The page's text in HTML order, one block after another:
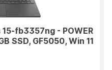
fb3357ng - POWER
SSD, GF5050, Win 11